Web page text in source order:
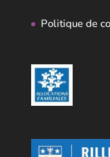
Politique de